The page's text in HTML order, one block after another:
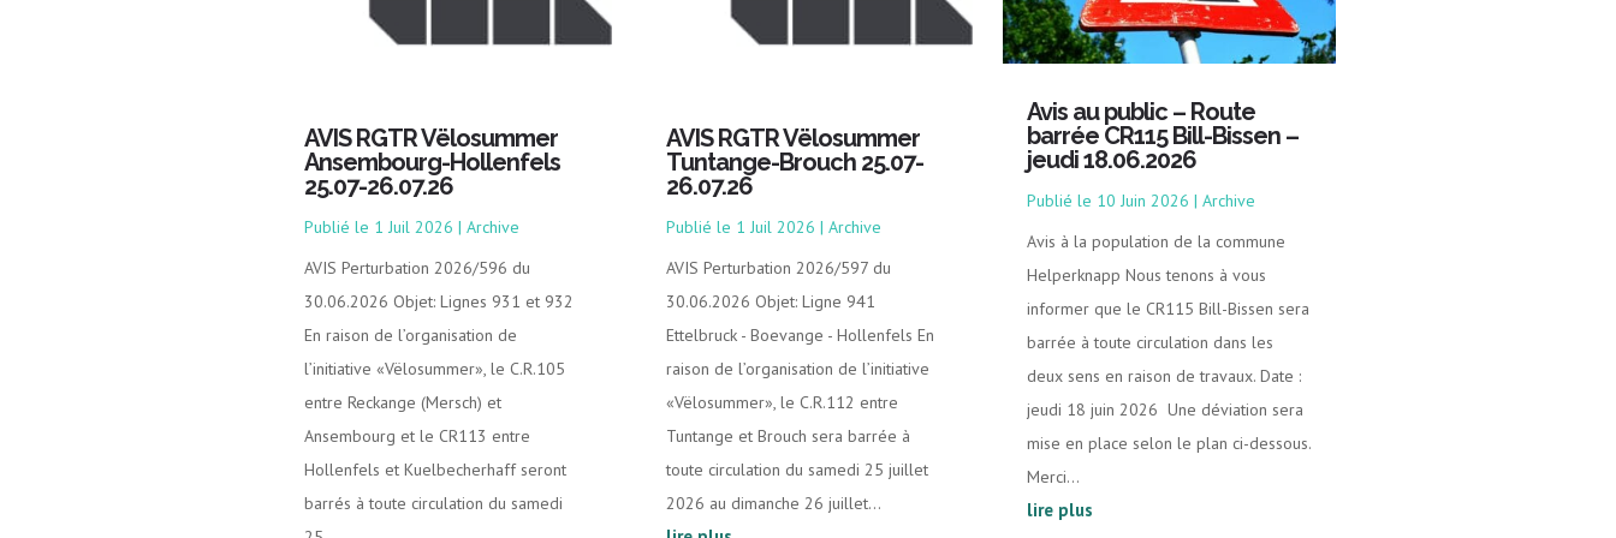
AVIS RGTR Vëlosummer
Ansembourg-Hollenfels
25.07-26.07.26
1 Juil 2026 |Archive
AVIS Perturbation 2026/596 du
30.06.2026 Objet: Lignes 931 et 932
En raison de l’organisation de
l’initiative «Vëlosummer», le C.R.105
entre Reckange (Mersch) et
Ansembourg et le CR113 entre
Hollenfels et Kuelbecherhaff seront
barrés à toute circulation du samedi
AVIS RGTR Vëlosummer
Tuntange-Brouch 25.07-
26.07.26
1 Juil 2026 | Archive
AVIS Perturbation 2026/597 du
30.06.2026 Objet: Ligne 941
Ettelbruck - Boevange - Hollenfels En
raison de l’organisation de l’initiative
«Vëlosummer», le C.R.112 entre
Tuntange et Brouch sera barrée à
toute circulation du samedi 25 juillet
2026 au dimanche 26 juillet...
Avis au public – Route
barrée CR115 Bill-Bissen –
jeudi 18.06.2026
10 Juin 2026 |Archive
Avis à la population de la commune
Helperknapp Nous tenons à vous
informer que le CR115 Bill-Bissen sera
barrée à toute circulation dans les
deux sens en raison de travaux. Date :
jeudi 18 juin 2026 Une déviation sera
mise en place selon le plan ci-dessous.
Merci...
lire plus